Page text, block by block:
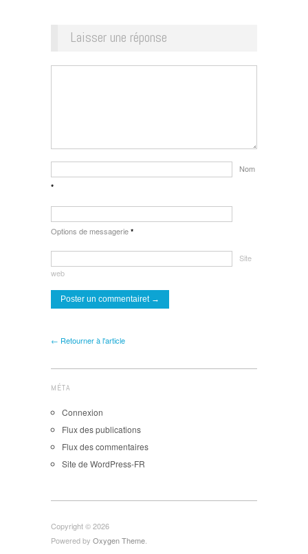
Laisser une réponse
Nom
*
Options de messagerie *
Site
web
← Retourner à l'article
MÉTA
Connexion
Flux des publications
Flux des commentaires
Site de WordPress-FR
Copyright © 2026
Powered by Oxygen Theme